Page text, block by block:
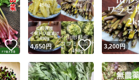
いいね！
4,650円 いいね！
3,200円